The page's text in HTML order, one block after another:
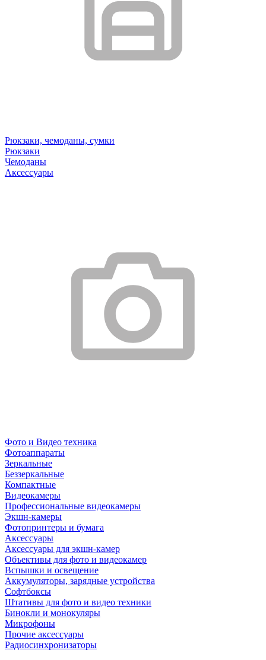
Рюкзаки, чемоданы, сумки
Рюкзаки
Чемоданы
Аксессуары
Фото и Видео техника
Фотоаппараты
Зеркальные
Беззеркальные
Компактные
Видеокамеры
Профессиональные видеокамеры
Экшн-камеры
Фотопринтеры и бумага
Аксессуары
Аксессуары для экшн-камер
Объективы для фото и видеокамер
Вспышки и освещение
Аккумуляторы, зарядные устройства
Софтбоксы
Штативы для фото и видео техники
Бинокли и монокуляры
Микрофоны
Прочие аксессуары
Радиосинхронизаторы